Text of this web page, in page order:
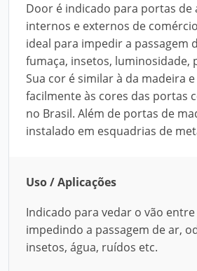
Door é indicado para portas de
internos e externos de
ideal para impedir a passagem
fumaça, insetos, luminosidade,
Sua cor é similar à da madeira
facilmente às cores das portas
no Brasil. Além de portas de
instalado em esquadrias de
Uso / Aplicações
Indicado para vedar o vão
impedindo a passagem de ar,
insetos, água, ruídos etc.